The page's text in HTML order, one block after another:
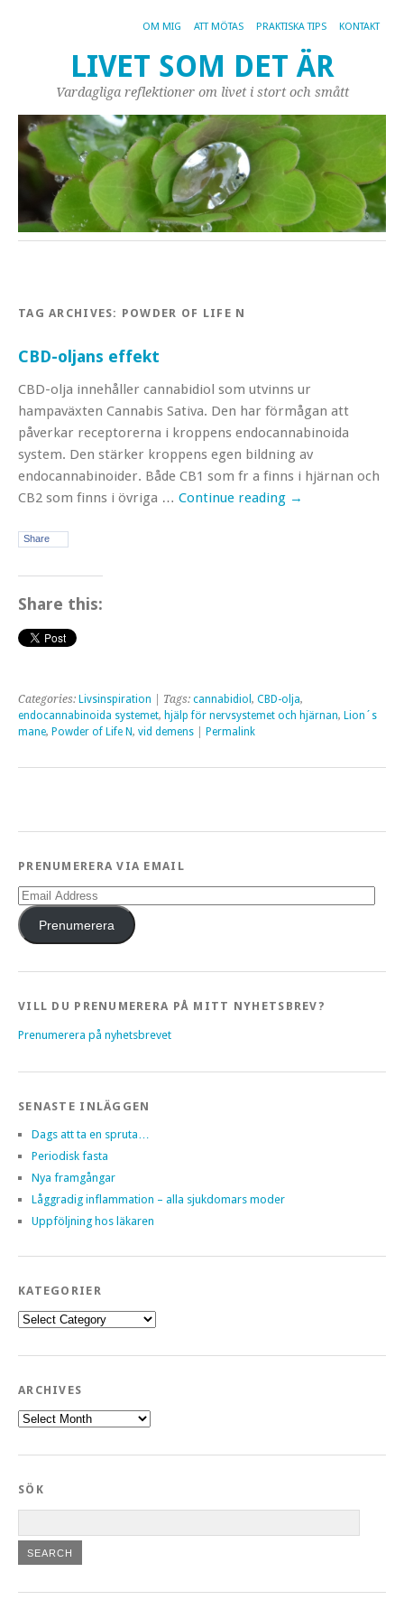
OM MIG ATT MÖTAS PRAKTISKA TIPS KONTAKT
LIVET SOM DET ÄR
Vardagliga reflektioner om livet i stort och smått
TAG ARCHIVES: POWDER OF LIFE N
CBD-oljans effekt
CBD-olja innehåller cannabidiol som utvinns ur
hampaväxten Cannabis Sativa. Den har förmågan att
påverkar receptorerna i kroppens endocannabinoida
system. Den stärker kroppens egen bildning av
endocannabinoider. Både CB1 som fr a finns i hjärnan och
CB2 som finns i övriga … Continue reading →
Share
Share this:
Categories: Livsinspiration | Tags: cannabidiol , CBD-olja,
endocannabinoida systemet, hjälp för nervsystemet och hjärnan, Lion´s
mane, Powder of Life N, vid demens Permalink
PRENUMERERA VIA EMAIL
Email
Address
Prenumerera
VILL DU PRENUMERERA PÅ MITT NYHETSBREV?
Prenumerera på nyhetsbrevet
SENASTE INLÄGGEN
Dags att ta en spruta…
Periodisk fasta
Nya framgångar
Låggradig inflammation – alla sjukdomars moder
Uppföljning hos läkaren
KATEGORIER
Kategorier
ARCHIVES
Archives
SÖK